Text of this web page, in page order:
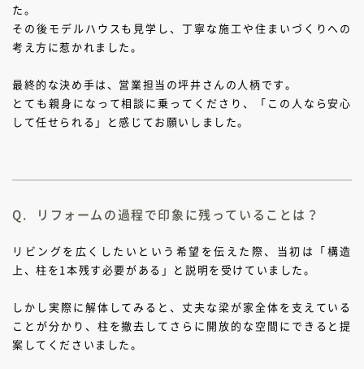
た。
その後モデルハウスも見学し、丁寧な施工や住まいづくりへの
考え方に惹かれました。
最終的な決め手は、営業担当の坪井さんの人柄です。
とても親身になって相談に乗ってくださり、「この人なら安心
して任せられる」と感じてお願いしました。
リフォームの過程で印象に残っていることは？
リビングを広くしたいという希望を伝えた際、当初は「構造
上、柱を1本残す必要がある」と説明を受けていました。
しかし実際に解体してみると、丈夫な梁が家全体を支えている
ことが分かり、柱を撤去してさらに開放的な空間にできると提
案してくださいました。